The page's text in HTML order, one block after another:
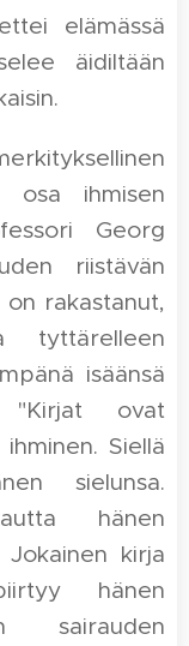
elämässä
äidiltään
osa ihmisen
Georg
riistävän
rakastanut,
tyttärelleen
isäänsä
"Kirjat ovat
Siellä
sielunsa.
hänen
Jokainen kirja
hänen
sairauden